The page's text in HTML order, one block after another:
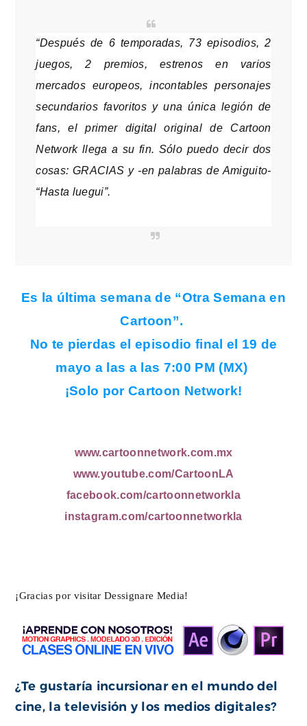
“Después de 6 temporadas, 73 episodios, 2
juegos, 2 premios, estrenos en varios
mercados europeos, incontables personajes
secundarios favoritos y una única legión de
fans, el primer digital original de Cartoon
Network llega a su fin. Sólo puedo decir dos
cosas: GRACIAS y -en palabras de Amiguito-
“Hasta luegui”.
Es la última semana de “Otra Semana en
Cartoon”.
No te pierdas el episodio final el 19 de
mayo a las a las 7:00 PM (MX)
¡Solo por Cartoon Network!
www.cartoonnetwork.com.mx
www.youtube.com/CartoonLA
facebook.com/cartoonnetworkla
instagram.com/cartoonnetworkla
¡Gracias por visitar Dessignare Media!
¿Te gustaría incursionar en el mundo del
cine, la televisión y los medios digitales?